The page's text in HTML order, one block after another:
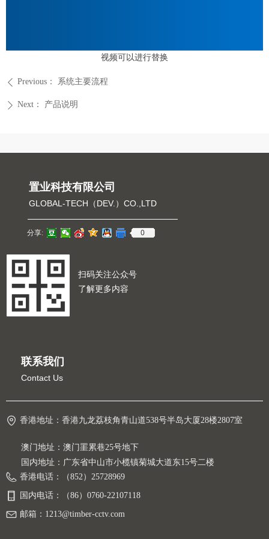
视频可以进行替换
ꄴ Previous： 系统主要流程
ꄲ Next： 产品说明
香港地址： 香港九龙荔枝角青山道538号半岛大厦28楼2807室
联系我们
Contact Us
澳门地址：澳门罣累巷25号地下
国内地址：广东省中山市小榄镇菊城大道东15号二楼
香港电话：
（852）25728969
国内电话： （86）0760-22107118
邮箱： 1213@timber-cctv.com
扫码关注公众号
了解更多内容
分享: 0
置业科技有限公司
GLOBAL-TECH（DEV.）CO.,LTD